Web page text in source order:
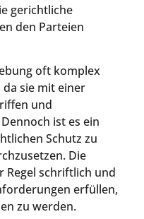
gerichtliche
den Parteien
oft komplex
sie mit einer
und
ist es ein
Schutz zu
Die
Regel schriftlich und
erfüllen,
zu werden.